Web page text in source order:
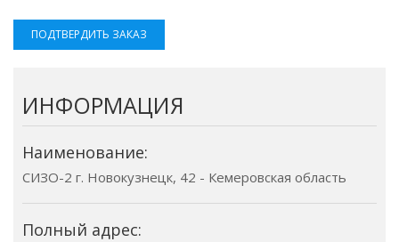
ПОДТВЕРДИТЬ ЗАКАЗ
ИНФОРМАЦИЯ
Наименование:
СИЗО-2 г. Новокузнецк, 42 - Кемеровская область
Полный адрес: